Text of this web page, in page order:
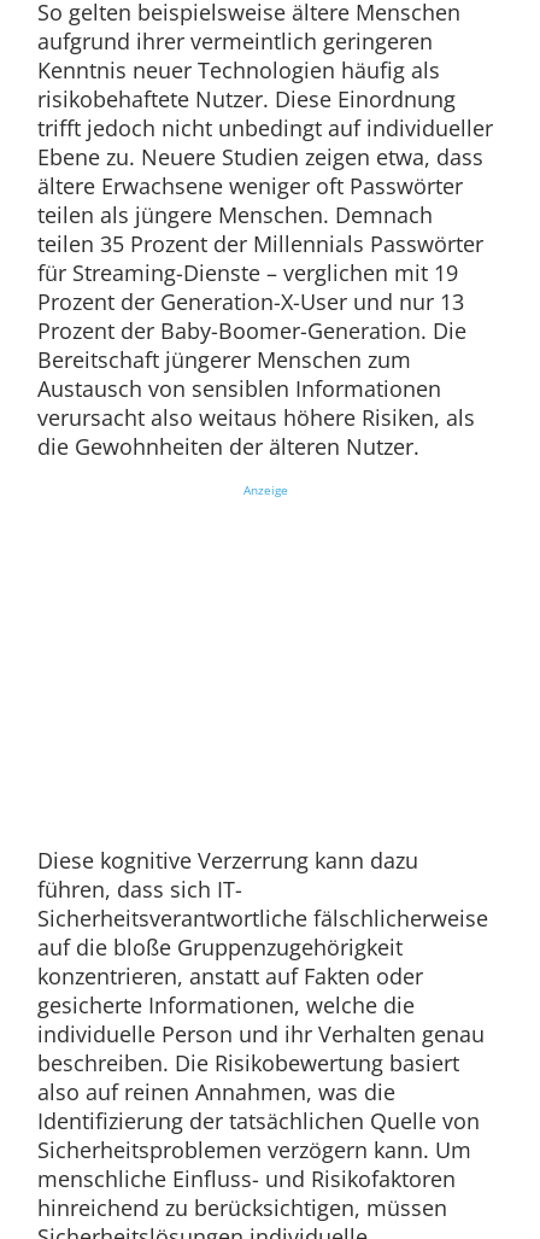
So gelten beispielsweise ältere Menschen
aufgrund ihrer vermeintlich geringeren
Kenntnis neuer Technologien häufig als
risikobehaftete Nutzer. Diese Einordnung
trifft jedoch nicht unbedingt auf individueller
Ebene zu. Neuere Studien zeigen etwa, dass
ältere Erwachsene weniger oft Passwörter
teilen als jüngere Menschen. Demnach
teilen 35 Prozent der Millennials Passwörter
für Streaming-Dienste – verglichen mit 19
Prozent der Generation-X-User und nur 13
Prozent der Baby-Boomer-Generation. Die
Bereitschaft jüngerer Menschen zum
Austausch von sensiblen Informationen
verursacht also weitaus höhere Risiken, als
die Gewohnheiten der älteren Nutzer.
Anzeige
Diese kognitive Verzerrung kann dazu
führen, dass sich IT-
Sicherheitsverantwortliche fälschlicherweise
auf die bloße Gruppenzugehörigkeit
konzentrieren, anstatt auf Fakten oder
gesicherte Informationen, welche die
individuelle Person und ihr Verhalten genau
beschreiben. Die Risikobewertung basiert
also auf reinen Annahmen, was die
Identifizierung der tatsächlichen Quelle von
Sicherheitsproblemen verzögern kann. Um
menschliche Einfluss- und Risikofaktoren
hinreichend zu berücksichtigen, müssen